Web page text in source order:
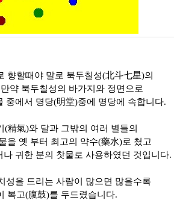
향할때야 말로 북두칠성(北斗七星)의
약 북두칠성의 바가지와 정면으로
중에서 명당(明堂)중에 명당에 속합니다.
精氣)와 달과 그밖의 여러 별들의
을 옛 부터 최고의 약수(藥水)로 쳤고
귀한 분의 찻물로 사용하였던 것입니다.
성을 드리는 사람이 많으면 많을수록
복고(腹鼓)를 두드렸습니다.